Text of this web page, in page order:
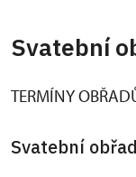
Svatební
TERMÍNY
Svatební